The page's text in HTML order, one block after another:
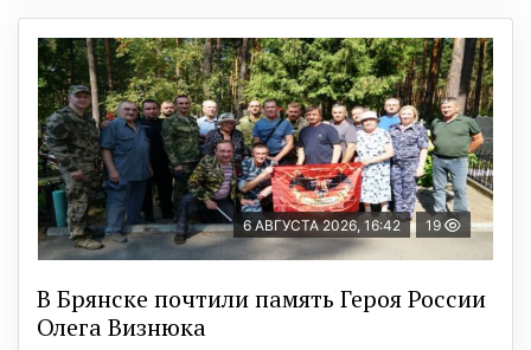
6 АВГУСТА 2026, 16:42 19
В Брянске почтили память Героя России
Олега Визнюка